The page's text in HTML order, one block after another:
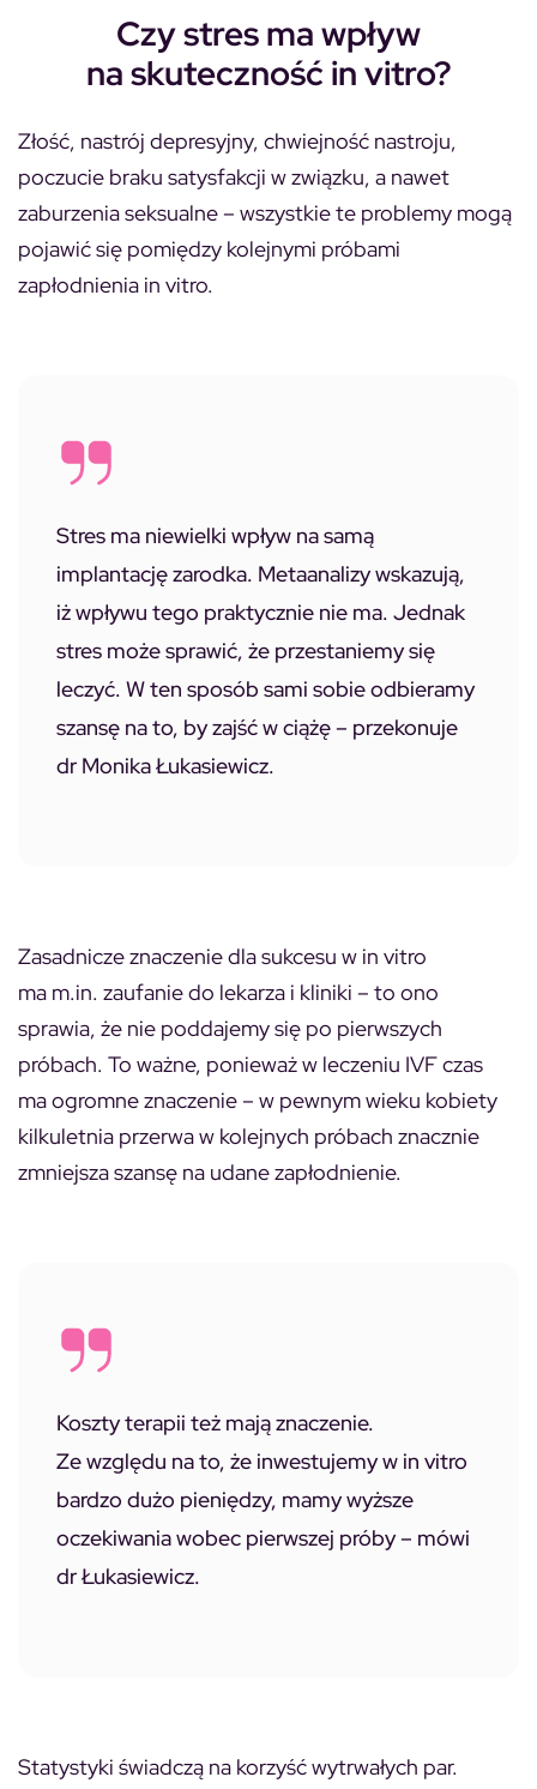
Czy stres ma wpływ
na skuteczność in vitro?
Złość, nastrój depresyjny, chwiejność nastroju,
poczucie braku satysfakcji w związku, a nawet
zaburzenia seksualne – wszystkie te problemy mogą
pojawić się pomiędzy kolejnymi próbami
zapłodnienia in vitro.
Stres ma niewielki wpływ na samą
implantację zarodka. Metaanalizy wskazują,
iż wpływu tego praktycznie nie ma. Jednak
stres może sprawić, że przestaniemy się
leczyć. W ten sposób sami sobie odbieramy
szansę na to, by zajść w ciążę – przekonuje
dr Monika Łukasiewicz.
Zasadnicze znaczenie dla sukcesu w in vitro
ma m.in. zaufanie do lekarza i kliniki – to ono
sprawia, że nie poddajemy się po pierwszych
próbach. To ważne, ponieważ w leczeniu IVF czas
ma ogromne znaczenie – w pewnym wieku kobiety
kilkuletnia przerwa w kolejnych próbach znacznie
zmniejsza szansę na udane zapłodnienie.
Koszty terapii też mają znaczenie.
Ze względu na to, że inwestujemy w in vitro
bardzo dużo pieniędzy, mamy wyższe
oczekiwania wobec pierwszej próby – mówi
dr Łukasiewicz.
Statystyki świadczą na korzyść wytrwałych par.